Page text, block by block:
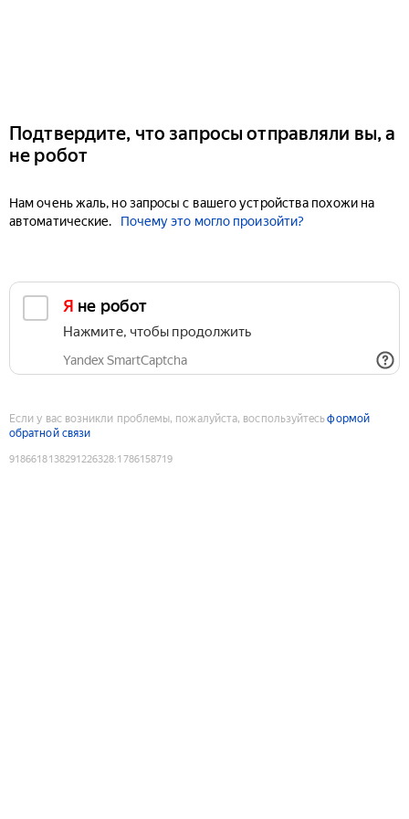
Подтвердите, что запросы отправляли вы, а
не робот
Нам очень жаль, но запросы с вашего устройства похожи на
автоматические.
Почему это могло произойти?
Я не робот
Нажмите, чтобы продолжить
Yandex SmartCaptcha
Если у вас возникли проблемы, пожалуйста, воспользуйтесьформой
обратной связи
9186618138291226328:1786158719